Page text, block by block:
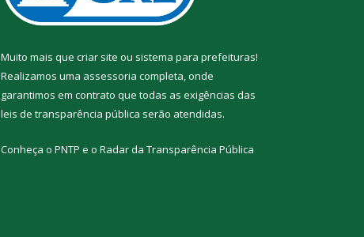
Muito mais que criar site ou sistema para prefeituras!
Realizamos uma assessoria completa, onde
garantimos em contrato que todas as exigências das
leis de transparência pública serão atendidas.
Conheça o PNTP e o Radar da Transparência Pública